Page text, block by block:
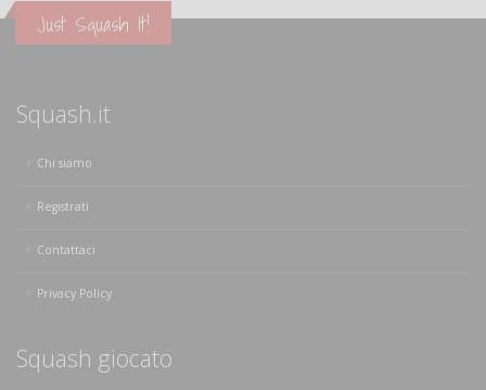
Just Squash It!
Squash.it
Chi siamo
Registrati
Contattaci
Privacy Policy
Squash giocato